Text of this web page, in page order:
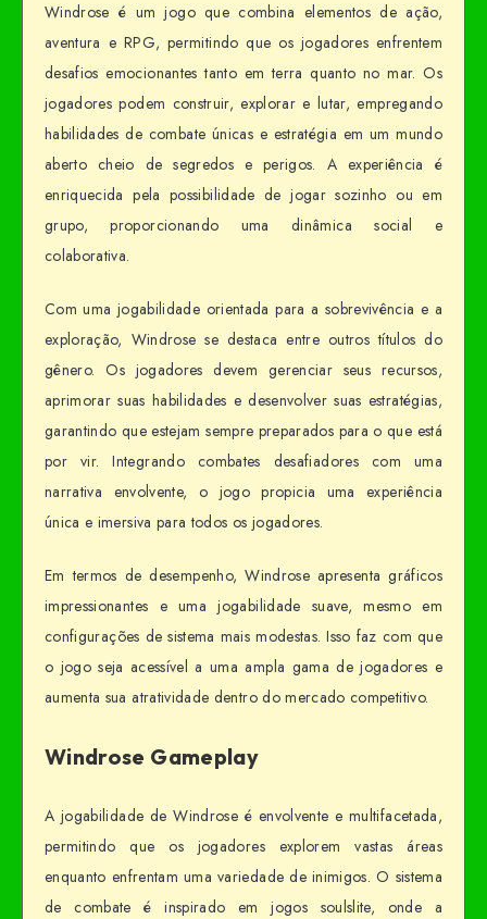
Windrose é um jogo que combina elementos de ação,
aventura e RPG, permitindo que os jogadores enfrentem
desafios emocionantes tanto em terra quanto no mar. Os
jogadores podem construir, explorar e lutar, empregando
habilidades de combate únicas e estratégia em um mundo
aberto cheio de segredos e perigos. A experiência é
enriquecida pela possibilidade de jogar sozinho ou em
grupo, proporcionando uma dinâmica social e
colaborativa.
Com uma jogabilidade orientada para a sobrevivência e a
exploração, Windrose se destaca entre outros títulos do
gênero. Os jogadores devem gerenciar seus recursos,
aprimorar suas habilidades e desenvolver suas estratégias,
garantindo que estejam sempre preparados para o que está
por vir. Integrando combates desafiadores com uma
narrativa envolvente, o jogo propicia uma experiência
única e imersiva para todos os jogadores.
Em termos de desempenho, Windrose apresenta gráficos
impressionantes e uma jogabilidade suave, mesmo em
configurações de sistema mais modestas. Isso faz com que
o jogo seja acessível a uma ampla gama de jogadores e
aumenta sua atratividade dentro do mercado competitivo.
Windrose Gameplay
A jogabilidade de Windrose é envolvente e multifacetada,
permitindo que os jogadores explorem vastas áreas
enquanto enfrentam uma variedade de inimigos. O sistema
de combate é inspirado em jogos soulslite, onde a